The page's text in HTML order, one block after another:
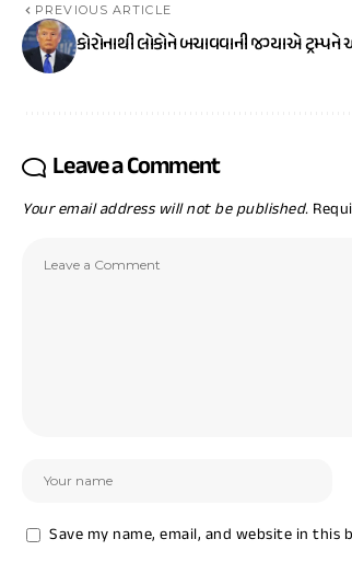
PREVIOUS ARTICLE
કોરોનાથી લોકોને બચાવવાની જગ્યાએ ટ્રમ્પને
Leave a Comment
Your email address will not be published.
Save my name, email, and website in